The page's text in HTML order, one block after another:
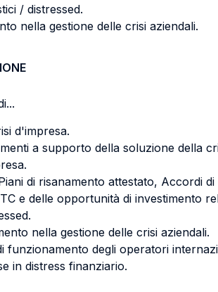
/ distressed.
nella gestione delle crisi aziendali.
d'impresa.
a supporto della soluzione della
di risanamento attestato, Accordi
e delle opportunità di investimento
nella gestione delle crisi aziendali.
degli operatori
in distress finanziario.